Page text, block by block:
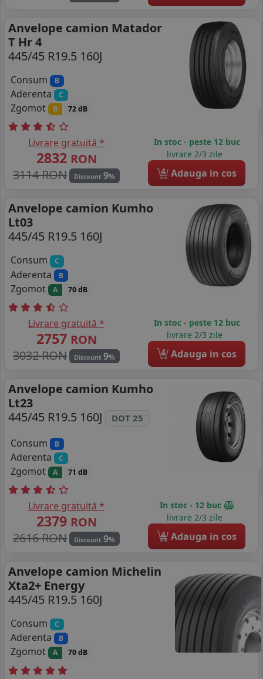
Anvelope camion Matador
T Hr 4
445/45 R19.5 160J
Consum B
Aderenta C
Zgomot B 72 dB
Livrare gratuită *
2832 RON
3114 RON
Discount 9%
In stoc - peste 12 buc
livrare 2/3 zile
4 Adauga in cos
Anvelope camion Kumho
Lt03
445/45 R19.5 160J
Consum C
Aderenta B
Zgomot A 70 dB
Livrare gratuită *
2757 RON
3032 RON
Discount 9%
In stoc - peste 12 buc
livrare 2/3 zile
4 Adauga in cos
Anvelope camion Kumho
Lt23
445/45 R19.5 160J
DOT 25
Consum B
Aderenta C
Zgomot A 71 dB
Livrare gratuită *
2379 RON
2616 RON
Discount 9%
In stoc - 12 buc
livrare 2/3 zile
4 Adauga in cos
Anvelope camion Michelin
Xta2+ Energy
445/45 R19.5 160J
Consum C
Aderenta B
Zgomot A 70 dB